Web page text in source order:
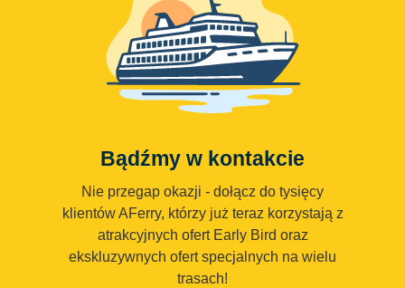
Bądźmy w kontakcie
Nie przegap okazji - dołącz do tysięcy
klientów AFerry, którzy już teraz korzystają z
atrakcyjnych ofert Early Bird oraz
ekskluzywnych ofert specjalnych na wielu
trasach!